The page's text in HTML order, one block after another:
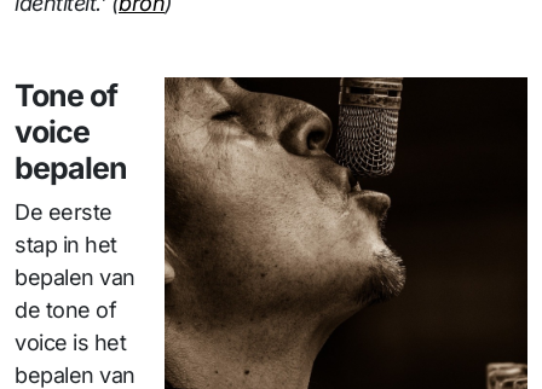
Tone of
voice
bepalen
De eerste
stap in het
bepalen van
de tone of
voice is het
bepalen van